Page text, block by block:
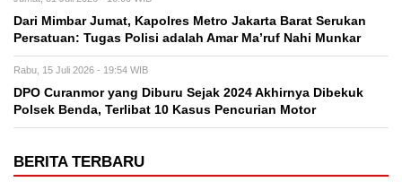
Dari Mimbar Jumat, Kapolres Metro Jakarta Barat Serukan
Persatuan: Tugas Polisi adalah Amar Ma’ruf Nahi Munkar
Rabu, 15 Juli 2026 - 19:54 WIB
DPO Curanmor yang Diburu Sejak 2024 Akhirnya Dibekuk
Polsek Benda, Terlibat 10 Kasus Pencurian Motor
BERITA TERBARU